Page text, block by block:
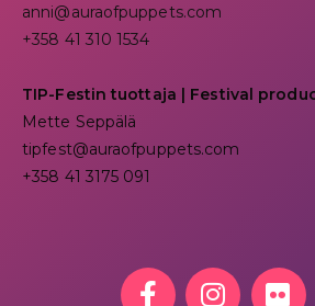
anni@auraofpuppets.com
+358 41 310 1534
TIP-Festin tuottaja | Festival
Mette Seppälä
tipfest@auraofpuppets.com
+358 41 3175 091